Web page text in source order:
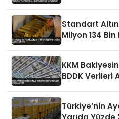
Standart
Milyon 134
KKM
BDDK Verileri
Türkiye’nin